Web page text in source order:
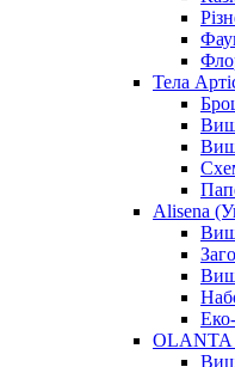
Тела
Alisena
OLANTA